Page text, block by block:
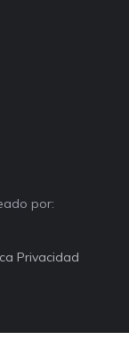
por:
Privacidad